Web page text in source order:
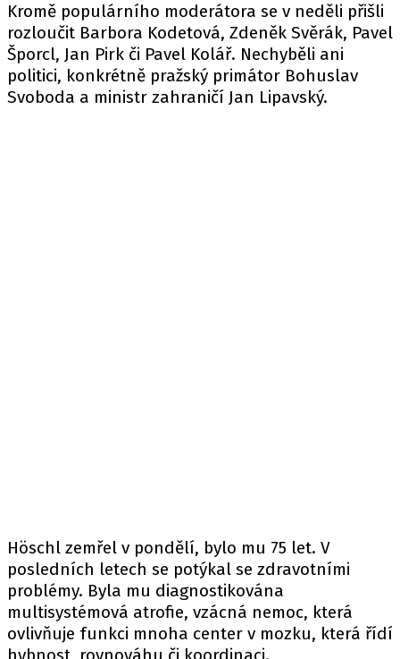
Kromě populárního moderátora se v neděli přišli
rozloučit Barbora Kodetová, Zdeněk Svěrák, Pavel
Šporcl, Jan Pirk či Pavel Kolář. Nechyběli ani
politici, konkrétně pražský primátor Bohuslav
Svoboda a ministr zahraničí Jan Lipavský.
Höschl zemřel v pondělí, bylo mu 75 let. V
posledních letech se potýkal se zdravotními
problémy. Byla mu diagnostikována
multisystémová atrofie, vzácná nemoc, která
ovlivňuje funkci mnoha center v mozku, která řídí